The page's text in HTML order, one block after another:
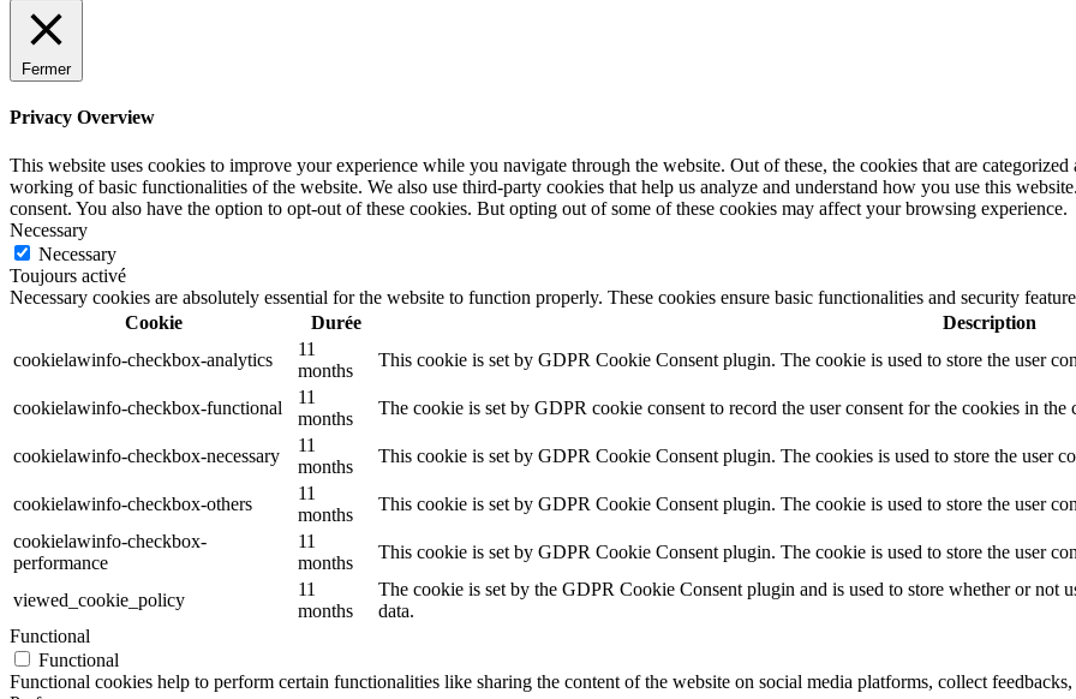
Fermer
Privacy Overview
This website uses cookies to improve your experience while you navigate through the website. Out of these, the cookies that are categorized
working of basic functionalities of the website. We also use third-party cookies that help us analyze and understand how you use this
consent. You also have the option to opt-out of these cookies. But opting out of some of these cookies may affect your browsing experience.
Necessary
Necessary
Toujours activé
Necessary cookies are absolutely essential for the website to function properly. These cookies ensure basic functionalities and security
Cookie
Durée
Description
cookielawinfo-checkbox-analytics
11
months
This cookie is set by GDPR Cookie Consent plugin. The cookie is used to store the user
cookielawinfo-checkbox-functional
11
months
The cookie is set by GDPR cookie consent to record the user consent for the cookies in
cookielawinfo-checkbox-necessary
11
months
This cookie is set by GDPR Cookie Consent plugin. The cookies is used to store the user
cookielawinfo-checkbox-others
11
months
This cookie is set by GDPR Cookie Consent plugin. The cookie is used to store the user
cookielawinfo-checkbox-
performance
11
months
This cookie is set by GDPR Cookie Consent plugin. The cookie is used to store the user
viewed_cookie_policy
11
months
The cookie is set by the GDPR Cookie Consent plugin and is used to store whether or not
data.
Functional
Functional
Functional cookies help to perform certain functionalities like sharing the content of the website on social media platforms, collect